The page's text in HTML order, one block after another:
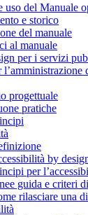
uso del Manuale
e storico
del manuale
al manuale
per i servizi
l’amministrazione
progettuale
pratiche
by
per
guida e criteri
rilasciare una